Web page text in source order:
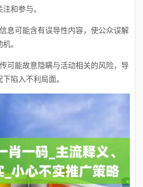
和参与。
息可能含有误导性内容，使公众误解
。
可能故意隐瞒与活动相关的风险，导
陷入不利局面。